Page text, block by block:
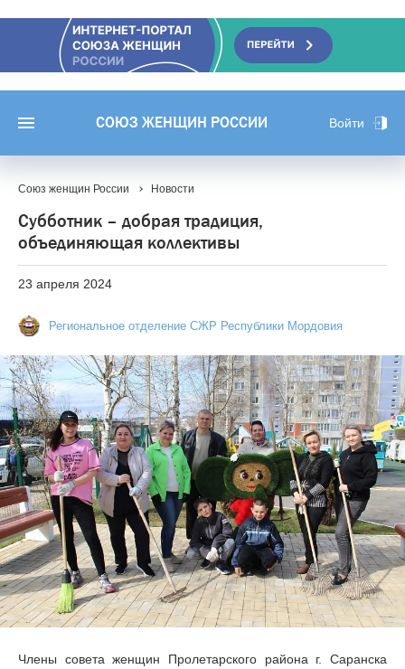
СОЮЗ ЖЕНЩИН РОССИИ Войти
Союз женщин России Новости
Субботник – добрая традиция,
объединяющая коллективы
23 апреля 2024
Региональное отделение СЖР Республики Мордовия
Члены совета женщин Пролетарского района г. Саранска